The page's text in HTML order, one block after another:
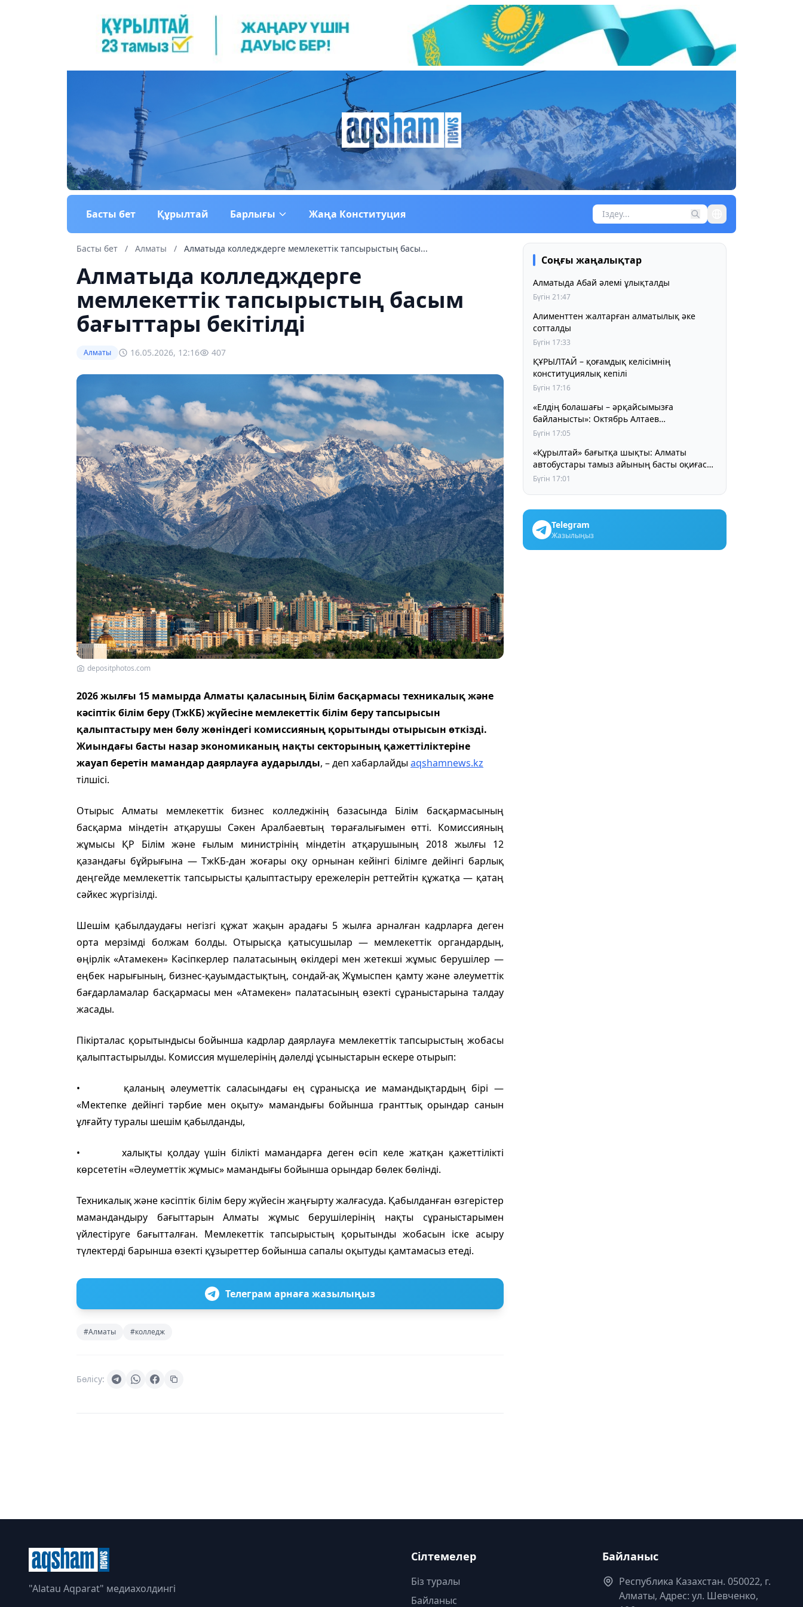
Басты бет Құрылтай Барлығы Жаңа Конституция
Басты бет / Алматы / Алматыда колледждерге мемлекеттік тапсырыстың басы...
Алматыда колледждерге
мемлекеттік тапсырыстың басым
бағыттары бекітілді
Алматы 16.05.2026, 12:16 407
depositphotos.com
2026 жылғы 15 мамырда Алматы қаласының Білім басқармасы техникалық және
кәсіптік білім беру (ТжКБ) жүйесіне мемлекеттік білім беру тапсырысын
қалыптастыру мен бөлу жөніндегі комиссияның қорытынды отырысын өткізді.
Жиындағы басты назар экономиканың нақты секторының қажеттіліктеріне
жауап беретін мамандар даярлауға аударылды, – деп хабарлайдыaqshamnews.kz
тілшісі.
Отырыс Алматы мемлекеттік бизнес колледжінің базасында Білім басқармасының
басқарма міндетін атқарушы Сәкен Аралбаевтың төрағалығымен өтті. Комиссияның
жұмысы ҚР Білім және ғылым министрінің міндетін атқарушының 2018 жылғы 12
қазандағы бұйрығына — ТжКБ-дан жоғары оқу орнынан кейінгі білімге дейінгі барлық
деңгейде мемлекеттік тапсырысты қалыптастыру ережелерін реттейтін құжатқа — қатаң
сәйкес жүргізілді.
Шешім қабылдаудағы негізгі құжат жақын арадағы 5 жылға арналған кадрларға деген
орта мерзімді болжам болды. Отырысқа қатысушылар — мемлекеттік органдардың,
өңірлік «Атамекен» Кәсіпкерлер палатасының өкілдері мен жетекші жұмыс берушілер —
еңбек нарығының, бизнес-қауымдастықтың, сондай-ақ Жұмыспен қамту және әлеуметтік
бағдарламалар басқармасы мен «Атамекен» палатасының өзекті сұраныстарына талдау
жасады.
Пікірталас қорытындысы бойынша кадрлар даярлауға мемлекеттік тапсырыстың жобасы
қалыптастырылды. Комиссия мүшелерінің дәлелді ұсыныстарын ескере отырып:
• қаланың әлеуметтік саласындағы ең сұранысқа ие мамандықтардың бірі —
«Мектепке дейінгі тәрбие мен оқыту» мамандығы бойынша гранттық орындар санын
ұлғайту туралы шешім қабылданды,
• халықты қолдау үшін білікті мамандарға деген өсіп келе жатқан қажеттілікті
көрсететін «Әлеуметтік жұмыс» мамандығы бойынша орындар бөлек бөлінді.
Техникалық және кәсіптік білім беру жүйесін жаңғырту жалғасуда. Қабылданған өзгерістер
мамандандыру бағыттарын Алматы жұмыс берушілерінің нақты сұраныстарымен
үйлестіруге бағытталған. Мемлекеттік тапсырыстың қорытынды жобасын іске асыру
түлектерді барынша өзекті құзыреттер бойынша сапалы оқытуды қамтамасыз етеді.
Телеграм арнаға жазылыңыз
#Алматы #колледж
Бөлісу:
Соңғы жаңалықтар
Алматыда Абай әлемі ұлықталды
Бүгін 21:47
Алименттен жалтарған алматылық әке
сотталды
Бүгін 17:33
ҚҰРЫЛТАЙ – қоғамдық келісімнің
конституциялық кепілі
Бүгін 17:16
«Елдің болашағы – әрқайсымызға
байланысты»: Октябрь Алтаев
қазақстандықтарға маңызды үндеу жасады
Бүгін 17:05
«Құрылтай» бағытқа шықты: Алматы
автобустары тамыз айының басты оқиғасы
туралы айта бастады
Бүгін 17:01
Telegram
Жазылыңыз
"Alatau Aqparat" медиахолдингі
Сілтемелер
Біз туралы
Байланыс
Байланыс
Республика Казахстан. 050022, г.
Алматы, Адрес: ул. Шевченко,